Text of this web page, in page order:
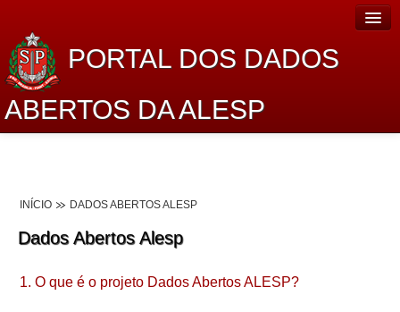
PORTAL DOS DADOS
ABERTOS DA ALESP
Lei de Acesso à Informação
Dados Governamentais Abertos
INÍCIO DADOS ABERTOS ALESP
Dados Abertos Alesp
1. O que é o projeto Dados Abertos ALESP?